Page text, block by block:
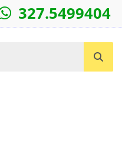
327.5499404
Cerca un prodotto...